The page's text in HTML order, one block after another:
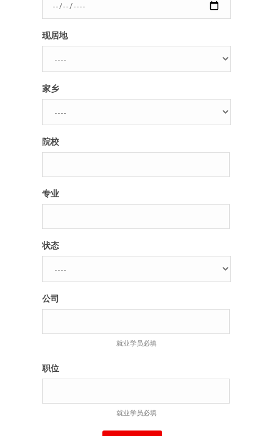
记住我的登录状态
没帐号？注册一个
现居地
家乡
院校
专业
状态
公司
就业学员必填
职位
就业学员必填